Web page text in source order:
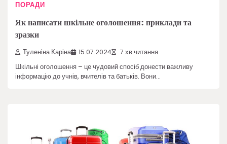
ПОРАДИ
Як написати шкільне оголошення: приклади та
зразки
Туленіна Каріна 15.07.2024 7 хв читання
Шкільні оголошення – це чудовий спосіб донести важливу
інформацію до учнів, вчителів та батьків. Вони…